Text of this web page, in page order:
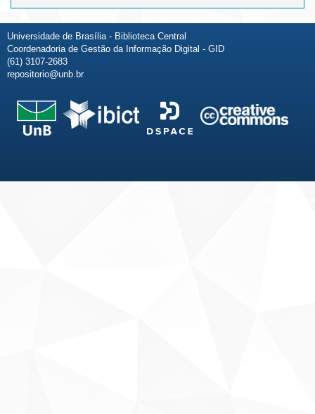
Universidade de Brasília - Biblioteca Central
Coordenadoria de Gestão da Informação Digital - GID
(61) 3107-2683
repositorio@unb.br